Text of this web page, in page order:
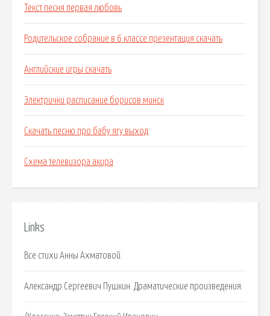
Текст песня первая любовь
Родительское собрание в 6 классе презентация скачать
Английские игры скачать
Электрички расписание борисов минск
Скачать песню про бабу ягу выход
Схема телевизора акира
Links
Все стихи Анны Ахматовой.
Александр Сергеевич Пушкин. Драматические произведения.